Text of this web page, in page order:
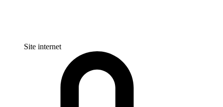
Site internet